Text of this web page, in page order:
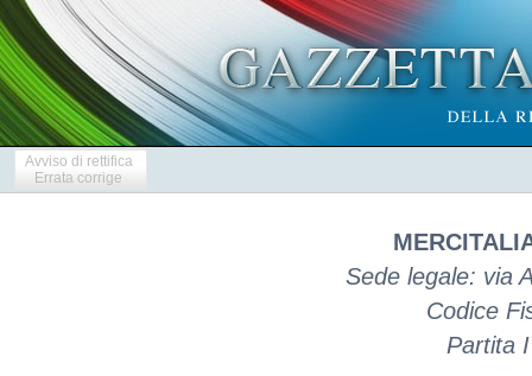
Avviso di rettifica
Errata corrige
Sede legale: via
Codice
Partita